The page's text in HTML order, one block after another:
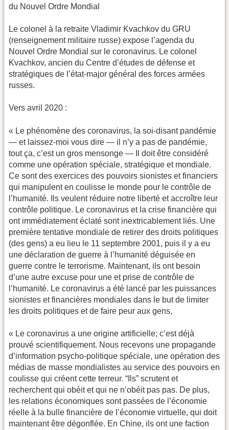
du Nouvel Ordre Mondial
Le colonel à la retraite Vladimir Kvachkov du GRU
(renseignement militaire russe) expose l’agenda du
Nouvel Ordre Mondial sur le coronavirus. Le colonel
Kvachkov, ancien du Centre d’études de défense et
stratégiques de l’état-major général des forces armées
russes.
Vers avril 2020 :
« Le phénomène des coronavirus, la soi-disant pandémie
— et laissez-moi vous dire — il n’y a pas de pandémie,
tout ça, c’est un gros mensonge — Il doit être considéré
comme une opération spéciale, stratégique et mondiale.
Ce sont des exercices des pouvoirs sionistes et financiers
qui manipulent en coulisse le monde pour le contrôle de
l’humanité. Ils veulent réduire notre liberté et accroître leur
contrôle politique. Le coronavirus et la crise financière qui
ont immédiatement éclaté sont inextricablement liés. Une
première tentative mondiale de retirer des droits politiques
(des gens) a eu lieu le 11 septembre 2001, puis il y a eu
une déclaration de guerre à l’humanité déguisée en
guerre contre le terrorisme. Maintenant, ils ont besoin
d’une autre excuse pour une et prise de contrôle de
l’humanité. Le coronavirus a été lancé par les puissances
sionistes et financières mondiales dans le but de limiter
les droits politiques et de faire peur aux gens,
« Le coronavirus a une origine artificielle; c’est déjà
prouvé scientifiquement. Nous recevons une propagande
d’information psycho-politique spéciale, une opération des
médias de masse mondialistes au service des pouvoirs en
coulisse qui créent cette terreur. “Ils” scrutent et
recherchent qui obéit et qui ne n’obéit pas pas. De plus,
les relations économiques sont passées de l’économie
réelle à la bulle financière de l’économie virtuelle, qui doit
maintenant être dégonflée. En Chine, ils ont une faction